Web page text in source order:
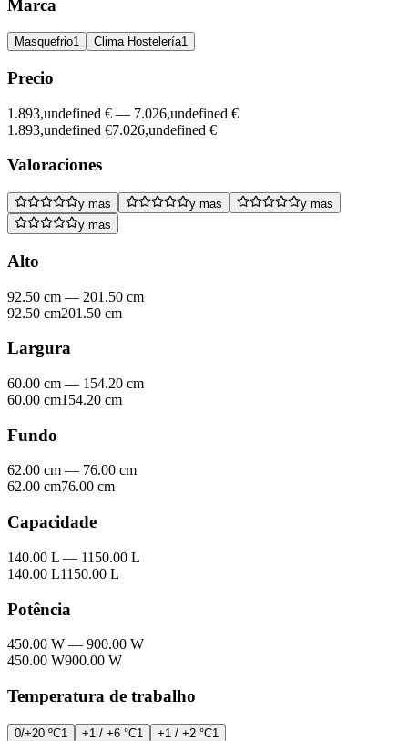
Marca
Masquefrio1 Clima Hostelería1
Precio
1.893,undefined € — 7.026,undefined €
1.893,undefined €7.026,undefined €
Valoraciones
y mas y mas
y mas
y mas
Alto
92.50 cm — 201.50 cm
92.50 cm201.50 cm
Largura
60.00 cm — 154.20 cm
60.00 cm154.20 cm
Fundo
62.00 cm — 76.00 cm
62.00 cm76.00 cm
Capacidade
140.00 L — 1150.00 L
140.00 L1150.00 L
Potência
450.00 W — 900.00 W
450.00 W900.00 W
Temperatura de trabalho
0/+20 ºC1 +1 / +6 °C1 +1 / +2 °C1